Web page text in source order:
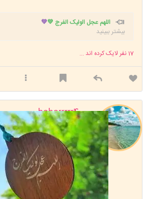
اللهم عجل الولیک الفرج 💚💚
بیشتر ببینید
17نفر لایک کرده اند ...
baharrrrr400
مدیر استارتر
عضویت: 1400/02/10 تعداد پست: 31809